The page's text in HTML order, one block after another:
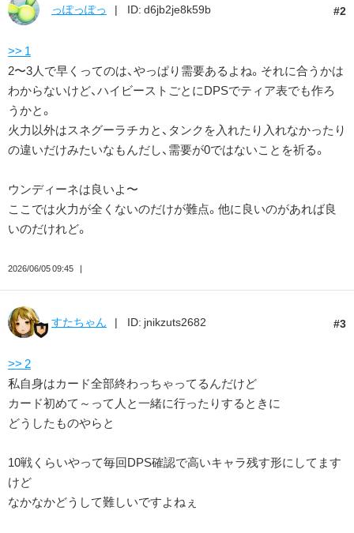
2
っぽっぽっ ID: d6jb2je8k59b
>> 1
2〜3人で早くってのは、やっぱり需要あるよね。それに合うかは
わからないけど、ハイビーストごとにDPSでティア表でも作ろ
うかと。
火力以外はスネグーラチカと、タンクを入れたり入れなかったり
の違いだけみたいなもんだし、需要が0ではないことを祈る。
ウンディーネは良いよ〜
ここでは火力が全くないのだけが難点。他に良いのがあれば良
いのだけれど。
2026/06/05 09:45
3
すたちゃん ID: jnikzuts2682
>> 2
私自身はカード全部終わっちゃってるんだけど
カード初めて～って人と一緒に行ったりするときに
どうしたものやらと
10戦くらいやって毎回DPS確認で高いキャラ残す形にしてます
けど
なかなかどうして難しいですよねぇ